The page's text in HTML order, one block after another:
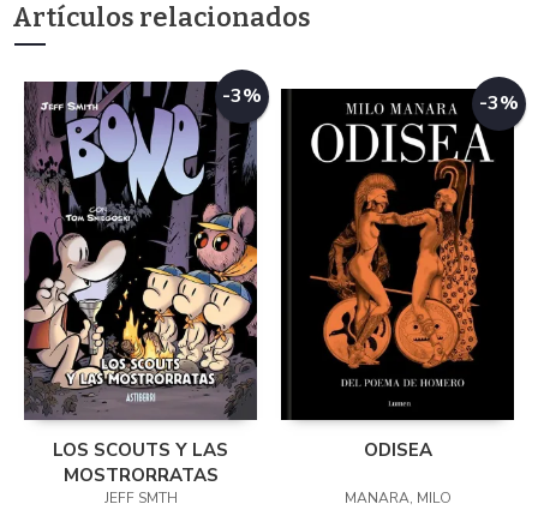
Artículos relacionados
-3%
LOS SCOUTS Y LAS
MOSTRORRATAS
JEFF SMTH
-3%
ODISEA
MANARA, MILO